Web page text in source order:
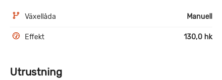
Växellåda Manuell
Effekt 130,0 hk
Utrustning